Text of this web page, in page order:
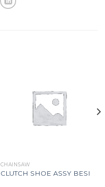
CHAINSAW
CLUTCH SHOE ASSY BESI